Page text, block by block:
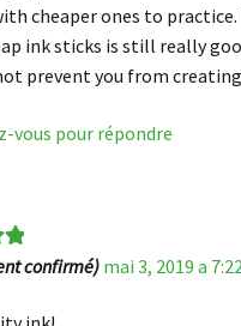
cheaper ones to
ink sticks is still really
prevent you from
vous pour répondre
confirmé) mai 3, 2019 a 7:22